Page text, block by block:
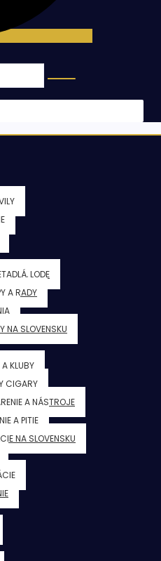
LODE
A RADY
NA SLOVENSKU
KLUBY
CIGARY
A NÁSTROJE
A PITIE
NA SLOVENSKU